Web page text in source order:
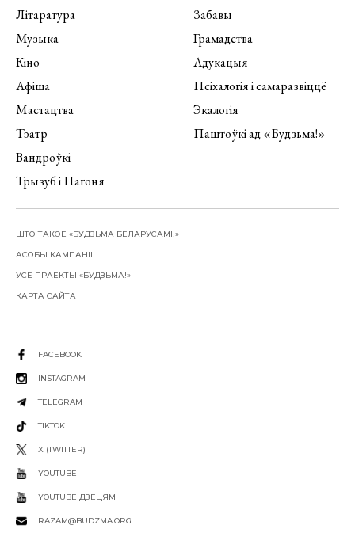
Літаратура
Музыка
Кіно
Афіша
Мастацтва
Тэатр
Вандроўкі
Трызуб і Пагоня
Забавы
Грамадства
Адукацыя
Псіхалогія і самаразвіццё
Экалогія
Паштоўкі ад «Будзьма!»
ШТО ТАКОЕ «БУДЗЬМА БЕЛАРУСАМІ!»
АСОБЫ КАМПАНІІ
УСЕ ПРАЕКТЫ «БУДЗЬМА!»
КАРТА САЙТА
FACEBOOK
INSTAGRAM
TELEGRAM
TIKTOK
X (TWITTER)
YOUTUBE
YOUTUBE ДЗЕЦЯМ
RAZAM@BUDZMA.ORG